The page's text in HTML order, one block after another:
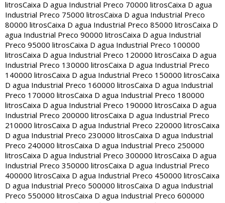
litrosCaixa D agua Industrial Preco 70000 litrosCaixa D agua
Industrial Preco 75000 litrosCaixa D agua Industrial Preco
80000 litrosCaixa D agua Industrial Preco 85000 litrosCaixa D
agua Industrial Preco 90000 litrosCaixa D agua Industrial
Preco 95000 litrosCaixa D agua Industrial Preco 100000
litrosCaixa D agua Industrial Preco 120000 litrosCaixa D agua
Industrial Preco 130000 litrosCaixa D agua Industrial Preco
140000 litrosCaixa D agua Industrial Preco 150000 litrosCaixa
D agua Industrial Preco 160000 litrosCaixa D agua Industrial
Preco 170000 litrosCaixa D agua Industrial Preco 180000
litrosCaixa D agua Industrial Preco 190000 litrosCaixa D agua
Industrial Preco 200000 litrosCaixa D agua Industrial Preco
210000 litrosCaixa D agua Industrial Preco 220000 litrosCaixa
D agua Industrial Preco 230000 litrosCaixa D agua Industrial
Preco 240000 litrosCaixa D agua Industrial Preco 250000
litrosCaixa D agua Industrial Preco 300000 litrosCaixa D agua
Industrial Preco 350000 litrosCaixa D agua Industrial Preco
400000 litrosCaixa D agua Industrial Preco 450000 litrosCaixa
D agua Industrial Preco 500000 litrosCaixa D agua Industrial
Preco 550000 litrosCaixa D agua Industrial Preco 600000